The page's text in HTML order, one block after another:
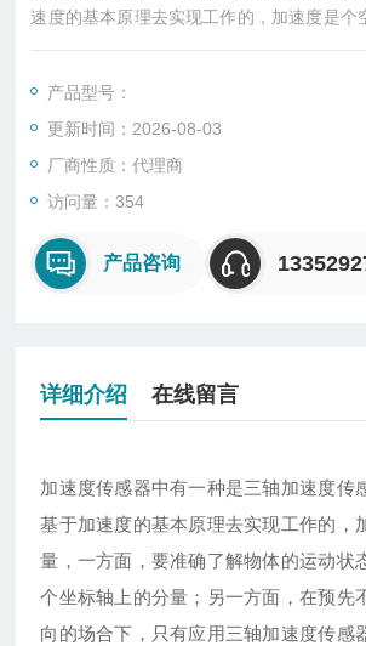
速度的基本原理去实现工作的，加速度是个
要准确了解物体的运动状态，必须测得其三
加速度传感器来检测加速度信号
产品型号：
更新时间：2026-08-03
厂商性质：代理商
访问量：354
产品咨询
详细介绍 在线留言
加速度传感器中有一种是三轴加速度传
基于加速度的基本原理去实现工作的，
量，一方面，要准确了解物体的运动状
个坐标轴上的分量；另一方面，在预先
向的场合下，只有应用三轴加速度传感